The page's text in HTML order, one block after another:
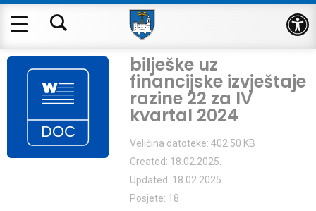
bilješke uz
financijske izvještaje
razine 22 za IV
kvartal 2024
Veličina datoteke: 402.50 KB
Created: 18.02.2025.
Updated: 18.02.2025.
Posjete: 18